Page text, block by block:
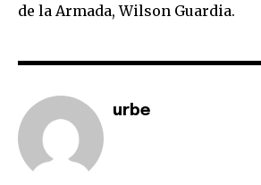
Join our community of
de la Armada, Wilson Guardia.
urbe